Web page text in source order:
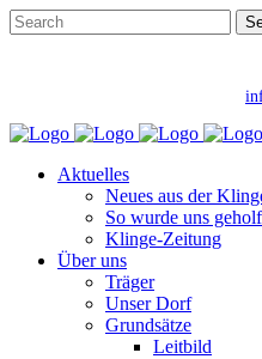
Aktuelles
Neues aus der
So wurde uns
Klinge-Zeitung
Über uns
Träger
Unser Dorf
Grundsätze
Leitbild